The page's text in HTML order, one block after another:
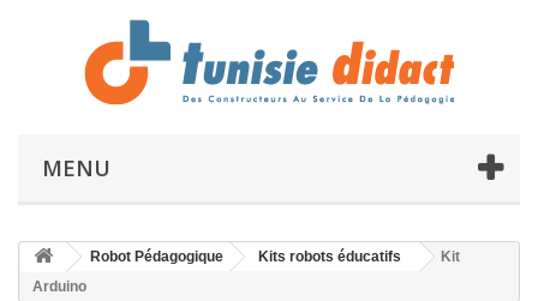
MENU
Robot Pédagogique Kits robots éducatifs
Kit
Arduino